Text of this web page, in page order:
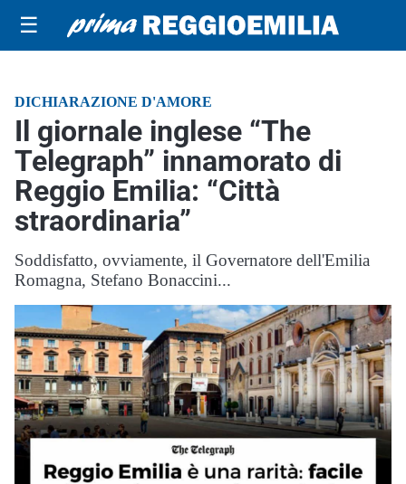
☰
DICHIARAZIONE D'AMORE
Il giornale inglese “The
Telegraph” innamorato di
Reggio Emilia: “Città
straordinaria”
Soddisfatto, ovviamente, il Governatore dell'Emilia
Romagna, Stefano Bonaccini...